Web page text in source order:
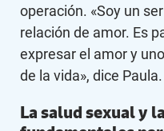
operación. «Soy un
relación de amor. Es
expresar el amor y
de la vida», dice Paula.
La salud sexual y